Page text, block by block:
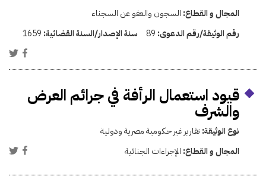
المجال و القطاع: السجون والعفو عن السجناء
رقم الوثيقة/رقم الدعوى: 89 سنة الإصدار/السنة القضائية: 1659
قيود استعمال الرأفة في جرائم العرض
والشرف
نوع الوثيقة: تقارير غير حكومية مصرية ودولية
المجال و القطاع: الإجراءات الجنائية